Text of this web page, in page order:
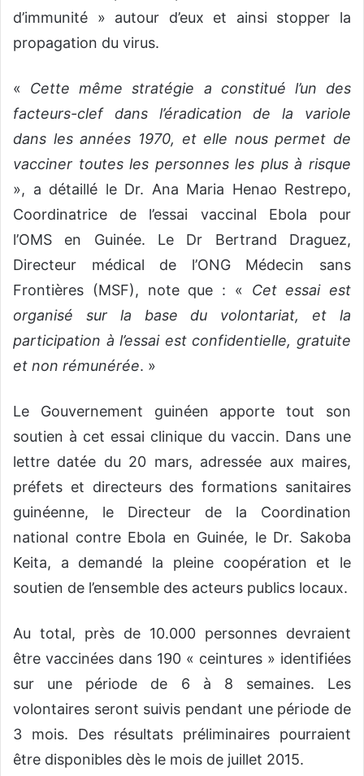
d’immunité » autour d’eux et ainsi stopper la
propagation du virus.
« Cette même stratégie a constitué l’un des
facteurs-clef dans l’éradication de la variole
dans les années 1970, et elle nous permet de
vacciner toutes les personnes les plus à risque
», a détaillé le Dr. Ana Maria Henao Restrepo,
Coordinatrice de l’essai vaccinal Ebola pour
l’OMS en Guinée. Le Dr Bertrand Draguez,
Directeur médical de l’ONG Médecin sans
Frontières (MSF), note que : « Cet essai est
organisé sur la base du volontariat, et la
participation à l’essai est confidentielle, gratuite
et non rémunérée. »
Le Gouvernement guinéen apporte tout son
soutien à cet essai clinique du vaccin. Dans une
lettre datée du 20 mars, adressée aux maires,
préfets et directeurs des formations sanitaires
guinéenne, le Directeur de la Coordination
national contre Ebola en Guinée, le Dr. Sakoba
Keita, a demandé la pleine coopération et le
soutien de l’ensemble des acteurs publics locaux.
Au total, près de 10.000 personnes devraient
être vaccinées dans 190 « ceintures » identifiées
sur une période de 6 à 8 semaines. Les
volontaires seront suivis pendant une période de
3 mois. Des résultats préliminaires pourraient
être disponibles dès le mois de juillet 2015.